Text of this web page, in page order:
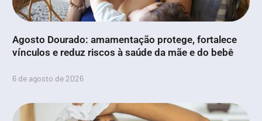
Agosto Dourado: amamentação protege, fortalece
vínculos e reduz riscos à saúde da mãe e do bebê
6 de agosto de 2026